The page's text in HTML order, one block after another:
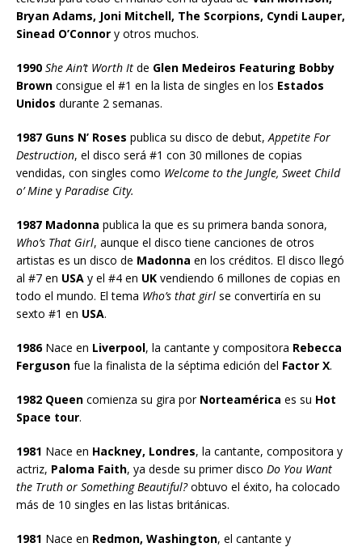
Bryan Adams, Joni Mitchell, The Scorpions, Cyndi Lauper,
Sinead O’Connor y otros muchos.
1990 She Ain’t Worth It de Glen Medeiros Featuring Bobby
Brown consigue el #1 en la lista de singles en los Estados
Unidos durante 2 semanas.
1987 Guns N’ Roses publica su disco de debut, Appetite For
Destruction, el disco será #1 con 30 millones de copias
vendidas, con singles como Welcome to the Jungle, Sweet Child
o’ Mine y Paradise City.
1987 Madonna publica la que es su primera banda sonora,
Who’s That Girl, aunque el disco tiene canciones de otros
artistas es un disco de Madonna en los créditos. El disco llegó
al #7 en USA y el #4 en UK vendiendo 6 millones de copias en
todo el mundo. El tema Who’s that girl se convertiría en su
sexto #1 en USA.
1986Nace en Liverpool, la cantante y compositora Rebecca
Ferguson fue la finalista de la séptima edición del Factor X.
1982 Queen comienza su gira por Norteamérica es su Hot
Space tour.
1981 Nace en Hackney, Londres, la cantante, compositora y
actriz, Paloma Faith, ya desde su primer disco Do You Want
the Truth or Something Beautiful?obtuvo el éxito, ha colocado
más de 10 singles en las listas británicas.
1981 Nace en Redmon, Washington, el cantante y